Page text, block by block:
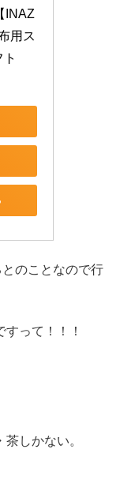
INAZ
用ス
のことなので行
って！！！
しかない。